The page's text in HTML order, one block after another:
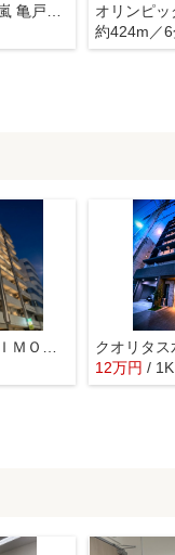
オリンピ
約424m／
クオリタ
12万円 / 1K